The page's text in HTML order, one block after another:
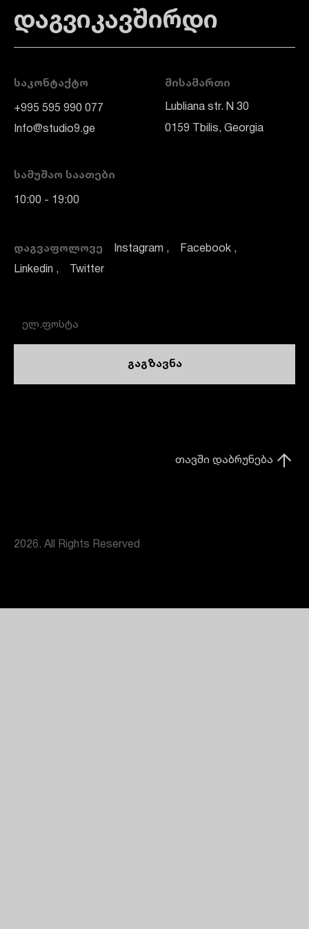
დაგვიკავშირდი
ᲡᲐᲙᲝᲜᲢᲐᲥᲢᲝ
+995 595 990 077
Info@studio9.ge
ᲛᲘᲡᲐᲛᲐᲠᲗᲘ
Lubliana str. N 30
0159 Tbilis, Georgia
ᲓᲐᲒᲕᲐᲤᲝᲚᲝᲕᲔ Instagram Facebook
Linkedin Twitter
ᲡᲐᲛᲣᲨᲐᲝ ᲡᲐᲐᲗᲔᲑᲘ
10:00 - 19:00
თავში დაბრუნება
გაგზავნა
2026. All Rights Reserved